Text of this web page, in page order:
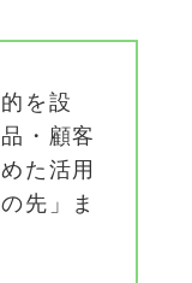
を設
・顧客
た活用
先」ま